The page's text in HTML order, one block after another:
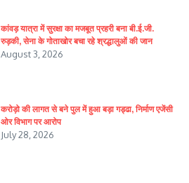
कांवड़ यात्रा में सुरक्षा का मजबूत प्रहरी बना बी.ई.जी.
रुड़की, सेना के गोताखोर बचा रहे श्रद्धालुओं की जान
August 3, 2026
करोड़ो की लागत से बने पुल में हुआ बड़ा गड्ढा, निर्माण एजेंसी
ओर विभाग पर आरोप
July 28, 2026